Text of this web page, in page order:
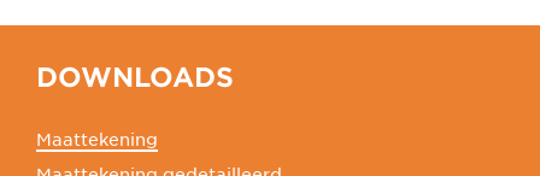
DOWNLOADS
Maattekening